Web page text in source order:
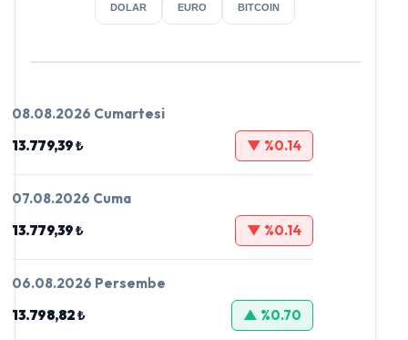
DOLAR EURO BITCOIN
08.08.2026 Cumartesi
13.779,39 ₺
▼ %0.14
07.08.2026 Cuma
13.779,39 ₺
▼ %0.14
06.08.2026 Persembe
13.798,82 ₺
▲ %0.70